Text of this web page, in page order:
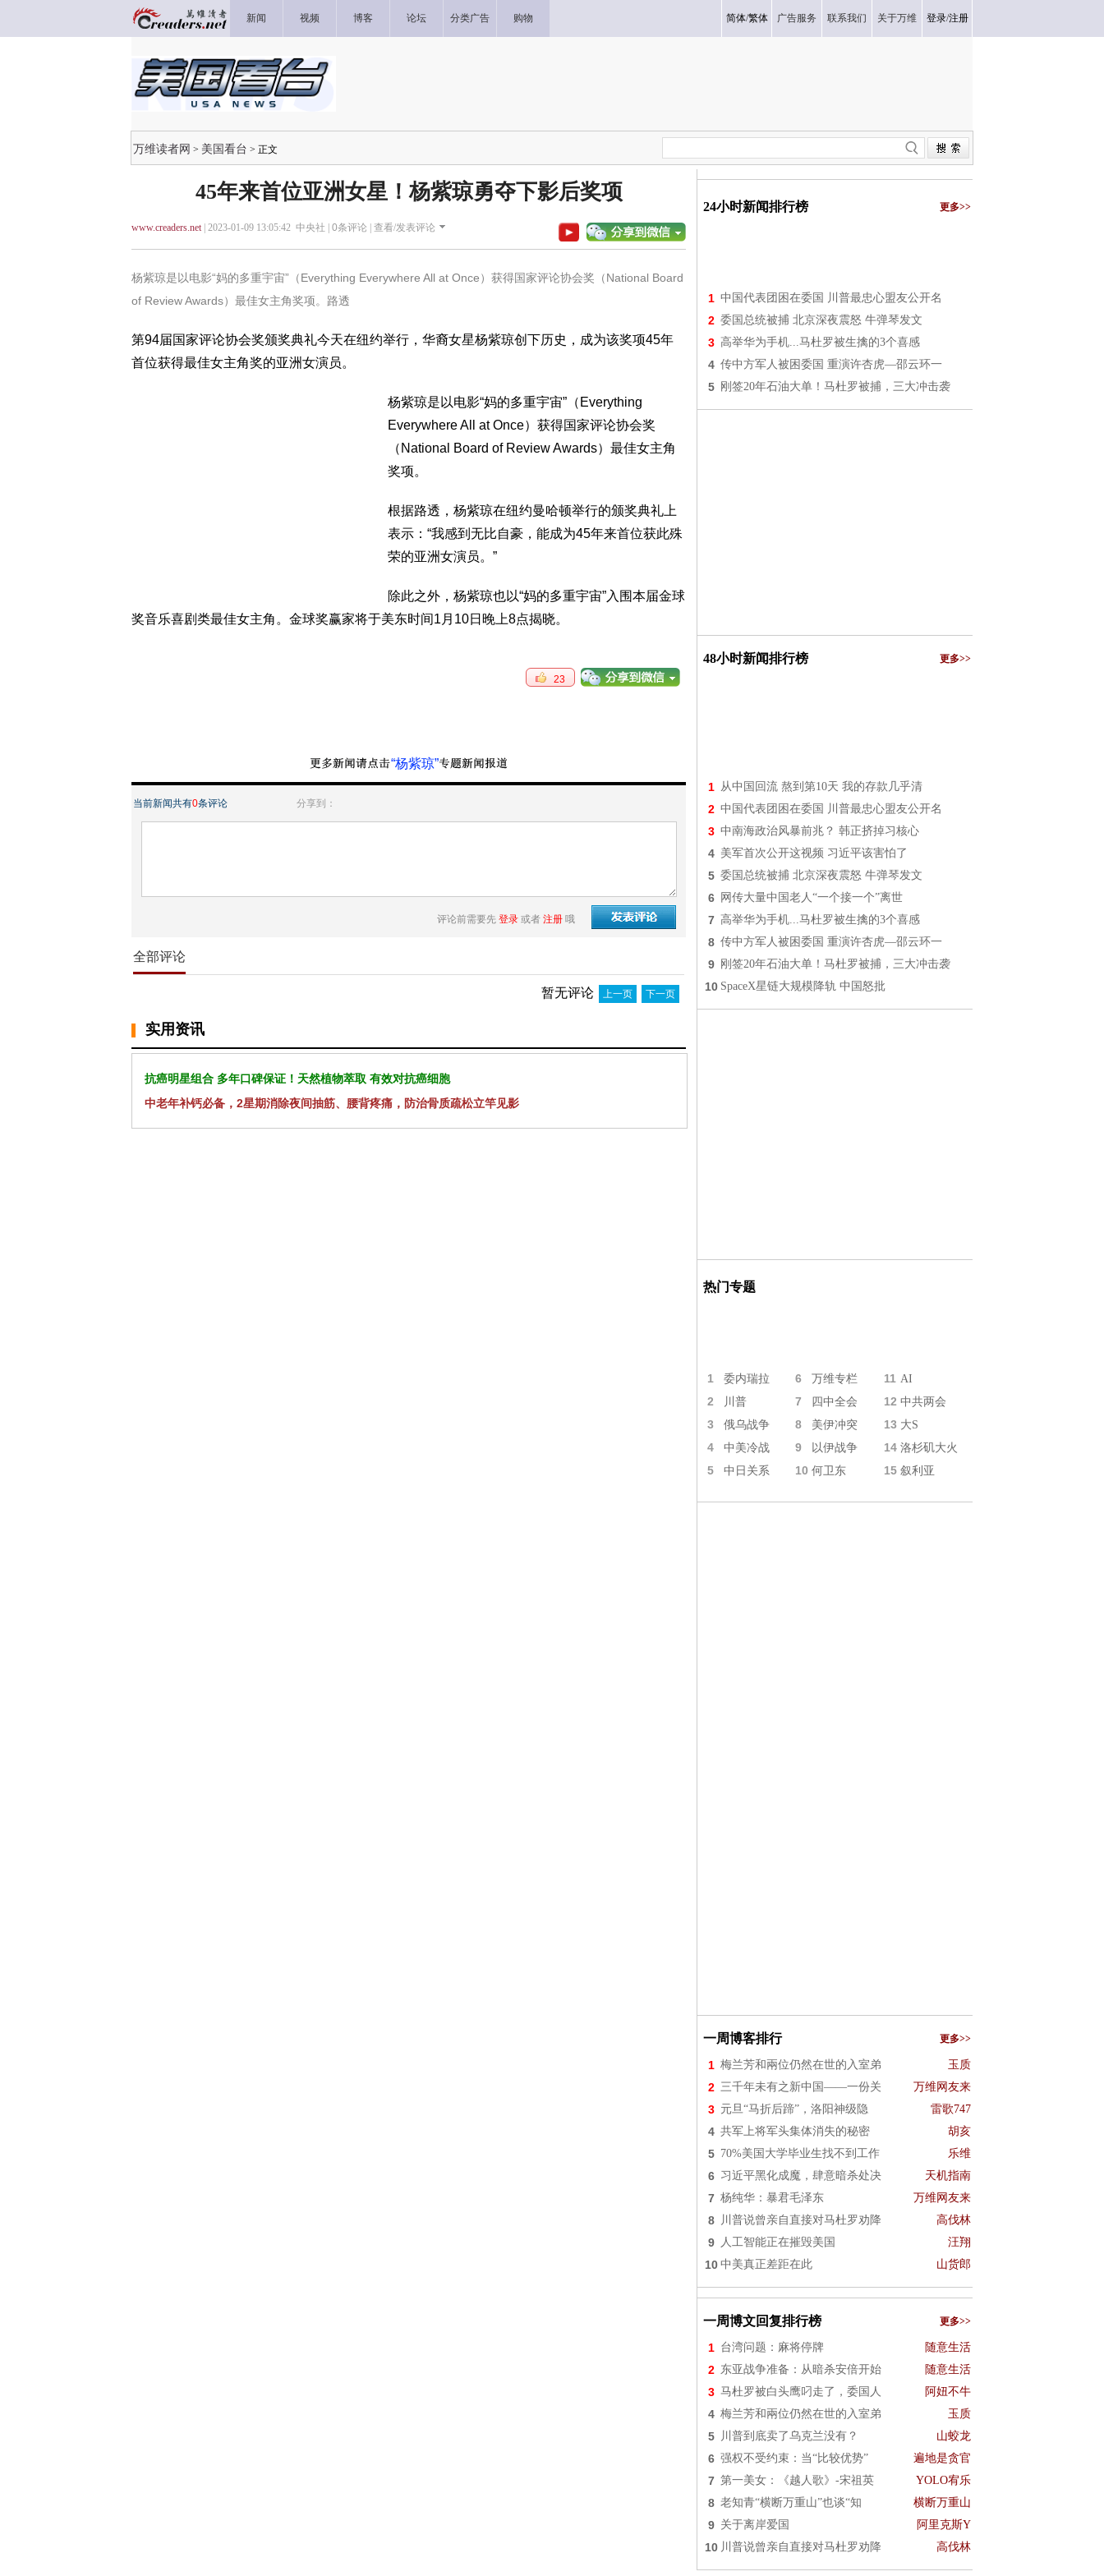
新闻 视频 博客 论坛 分类广告 购物 简体/繁体 广告服务 联系我们 关于万维 登录/注册
万维读者网 > 美国看台 > 正文
45年来首位亚洲女星！杨紫琼勇夺下影后奖项
www.creaders.net| 2023-01-09 13:05:42 中央社 | 0条评论 | 查看/发表评论
杨紫琼是以电影“妈的多重宇宙”（Everything Everywhere All at Once）获得国家评论协会奖（National Board
of Review Awards）最佳女主角奖项。路透
第94届国家评论协会奖颁奖典礼今天在纽约举行，华裔女星杨紫琼创下历史，成为该奖项45年
首位获得最佳女主角奖的亚洲女演员。
杨紫琼是以电影“妈的多重宇宙”（Everything
Everywhere All at Once）获得国家评论协会奖
（National Board of Review Awards）最佳女主角
奖项。
根据路透，杨紫琼在纽约曼哈顿举行的颁奖典礼上
表示：“我感到无比自豪，能成为45年来首位获此殊
荣的亚洲女演员。”
除此之外，杨紫琼也以“妈的多重宇宙”入围本届金球
奖音乐喜剧类最佳女主角。金球奖赢家将于美东时间1月10日晚上8点揭晓。
23
“杨紫琼”
当前新闻共有0条评论 分享到：
评论前需要先 登录 或者 注册 哦
全部评论
暂无评论 上一页 下一页
实用资讯
抗癌明星组合 多年口碑保证！天然植物萃取 有效对抗癌细胞
中老年补钙必备，2星期消除夜间抽筋、腰背疼痛，防治骨质疏松立竿见影
24小时新闻排行榜 更多>>
1 中国代表团困在委国 川普最忠心盟友公开名
2 委国总统被捕 北京深夜震怒 牛弹琴发文
3 高举华为手机...马杜罗被生擒的3个喜感
4 传中方军人被困委国 重演许杏虎—邵云环一
5 刚签20年石油大单！马杜罗被捕，三大冲击袭
48小时新闻排行榜 更多>>
1 从中国回流 熬到第10天 我的存款几乎清
2 中国代表团困在委国 川普最忠心盟友公开名
3 中南海政治风暴前兆？ 韩正挤掉习核心
4 美军首次公开这视频 习近平该害怕了
5 委国总统被捕 北京深夜震怒 牛弹琴发文
6 网传大量中国老人“一个接一个”离世
7 高举华为手机...马杜罗被生擒的3个喜感
8 传中方军人被困委国 重演许杏虎—邵云环一
9 刚签20年石油大单！马杜罗被捕，三大冲击袭
10 SpaceX星链大规模降轨 中国怒批
热门专题
1 委内瑞拉 6 万维专栏 11 AI
2 川普 7 四中全会 12 中共两会
3 俄乌战争 8 美伊冲突 13 大S
4 中美冷战 9 以伊战争 14 洛杉矶大火
5 中日关系 10 何卫东 15 叙利亚
一周博客排行 更多>>
1 梅兰芳和兩位仍然在世的入室弟 玉质
2 三千年未有之新中国——一份关 万维网友来
3 元旦“马折后蹄”，洛阳神级隐 雷歌747
4 共军上将军头集体消失的秘密 胡亥
5 70%美国大学毕业生找不到工作 乐维
6 习近平黑化成魔，肆意暗杀处决 天机指南
7 杨纯华：暴君毛泽东 万维网友来
8 川普说曾亲自直接对马杜罗劝降 高伐林
9 人工智能正在摧毁美国 汪翔
10 中美真正差距在此 山货郎
一周博文回复排行榜 更多>>
1 台湾问题：麻将停牌 随意生活
2 东亚战争准备：从暗杀安倍开始 随意生活
3 马杜罗被白头鹰叼走了，委国人 阿妞不牛
4 梅兰芳和兩位仍然在世的入室弟 玉质
5 川普到底卖了乌克兰没有？ 山蛟龙
6 强权不受约束：当“比较优势” 遍地是贪官
7 第一美女：《越人歌》-宋祖英 YOLO宥乐
8 老知青“横断万重山”也谈“知 横断万重山
9 关于离岸爱国 阿里克斯Y
10 川普说曾亲自直接对马杜罗劝降 高伐林